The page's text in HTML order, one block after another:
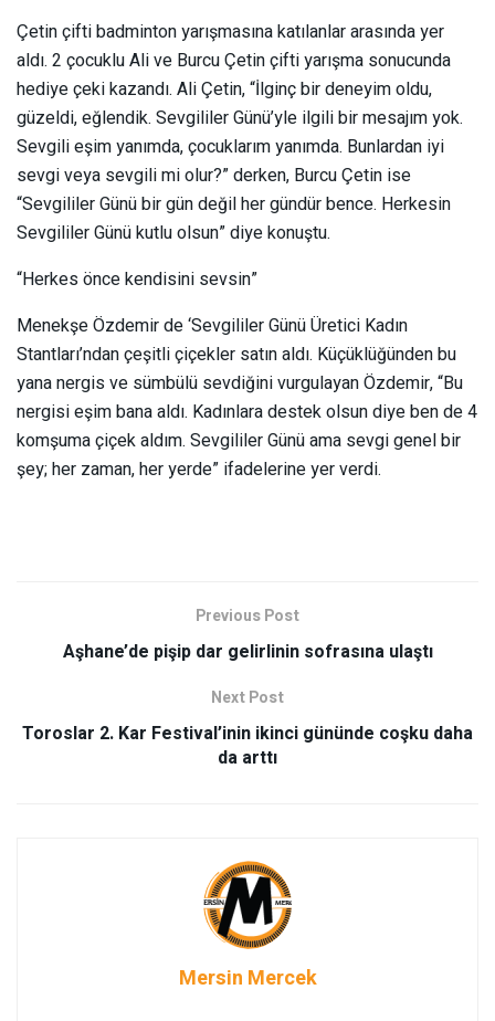
Çetin çifti badminton yarışmasına katılanlar arasında yer
aldı. 2 çocuklu Ali ve Burcu Çetin çifti yarışma sonucunda
hediye çeki kazandı. Ali Çetin, “İlginç bir deneyim oldu,
güzeldi, eğlendik. Sevgililer Günü’yle ilgili bir mesajım yok.
Sevgili eşim yanımda, çocuklarım yanımda. Bunlardan iyi
sevgi veya sevgili mi olur?” derken, Burcu Çetin ise
“Sevgililer Günü bir gün değil her gündür bence. Herkesin
Sevgililer Günü kutlu olsun” diye konuştu.
“Herkes önce kendisini sevsin”
Menekşe Özdemir de ‘Sevgililer Günü Üretici Kadın
Stantları’ndan çeşitli çiçekler satın aldı. Küçüklüğünden bu
yana nergis ve sümbülü sevdiğini vurgulayan Özdemir, “Bu
nergisi eşim bana aldı. Kadınlara destek olsun diye ben de 4
komşuma çiçek aldım. Sevgililer Günü ama sevgi genel bir
şey; her zaman, her yerde” ifadelerine yer verdi.
Previous Post
Aşhane’de pişip dar gelirlinin sofrasına ulaştı
Next Post
Toroslar 2. Kar Festival’inin ikinci gününde coşku daha
da arttı
Mersin Mercek